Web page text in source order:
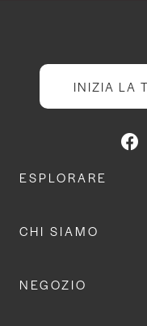
INIZIA LA
ESPLORARE
CHI SIAMO
NEGOZIO